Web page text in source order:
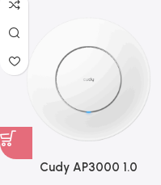
Cudy AP3000 1.0